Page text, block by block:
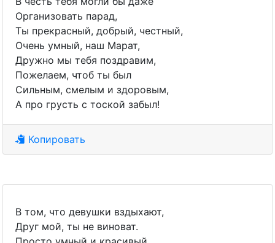
Организовать парад,
Ты прекрасный, добрый, честный,
Очень умный, наш Марат,
Дружно мы тебя поздравим,
Пожелаем, чтоб ты был
Сильным, смелым и здоровым,
А про грусть с тоской забыл!
Копировать
В том, что девушки вздыхают,
Друг мой, ты не виноват.